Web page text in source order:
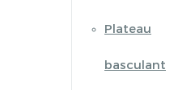
Plateau
basculant